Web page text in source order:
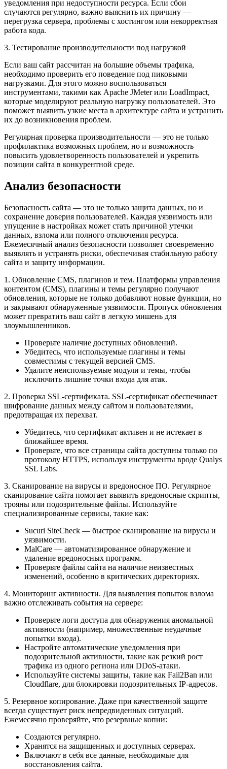
уведомления при недоступности ресурса. Если сбои
случаются регулярно, важно выяснить их причину —
перегрузка сервера, проблемы с хостингом или некорректная
работа кода.
3. Тестирование производительности под нагрузкой
Если ваш сайт рассчитан на большие объемы трафика,
необходимо проверить его поведение под пиковыми
нагрузками. Для этого можно воспользоваться
инструментами, такими как Apache JMeter или LoadImpact,
которые моделируют реальную нагрузку пользователей. Это
поможет выявить узкие места в архитектуре сайта и устранить
их до возникновения проблем.
Регулярная проверка производительности — это не только
профилактика возможных проблем, но и возможность
повысить удовлетворенность пользователей и укрепить
позиции сайта в конкурентной среде.
Анализ безопасности
Безопасность сайта — это не только защита данных, но и
сохранение доверия пользователей. Каждая уязвимость или
упущение в настройках может стать причиной утечки
данных, взлома или полного отключения ресурса.
Ежемесячный анализ безопасности позволяет своевременно
выявлять и устранять риски, обеспечивая стабильную работу
сайта и защиту информации.
1. Обновление CMS, плагинов и тем. Платформы управления
контентом (CMS), плагины и темы регулярно получают
обновления, которые не только добавляют новые функции, но
и закрывают обнаруженные уязвимости. Пропуск обновления
может превратить ваш сайт в легкую мишень для
злоумышленников.
Проверьте наличие доступных обновлений.
Убедитесь, что используемые плагины и темы
совместимы с текущей версией CMS.
Удалите неиспользуемые модули и темы, чтобы
исключить лишние точки входа для атак.
2. Проверка SSL-сертификата. SSL-сертификат обеспечивает
шифрование данных между сайтом и пользователями,
предотвращая их перехват.
Убедитесь, что сертификат активен и не истекает в
ближайшее время.
Проверьте, что все страницы сайта доступны только по
протоколу HTTPS, используя инструменты вроде Qualys
SSL Labs.
3. Сканирование на вирусы и вредоносное ПО. Регулярное
сканирование сайта помогает выявить вредоносные скрипты,
трояны или подозрительные файлы. Используйте
специализированные сервисы, такие как:
Sucuri SiteCheck — быстрое сканирование на вирусы и
уязвимости.
MalCare — автоматизированное обнаружение и
удаление вредоносных программ.
Проверьте файлы сайта на наличие неизвестных
изменений, особенно в критических директориях.
4. Мониторинг активности. Для выявления попыток взлома
важно отслеживать события на сервере:
Проверьте логи доступа для обнаружения аномальной
активности (например, множественные неудачные
попытки входа).
Настройте автоматические уведомления при
подозрительной активности, такие как резкий рост
трафика из одного региона или DDoS-атаки.
Используйте системы защиты, такие как Fail2Ban или
Cloudflare, для блокировки подозрительных IP-адресов.
5. Резервное копирование. Даже при качественной защите
всегда существует риск непредвиденных ситуаций.
Ежемесячно проверяйте, что резервные копии:
Создаются регулярно.
Хранятся на защищенных и доступных серверах.
Включают в себя все данные, необходимые для
восстановления сайта.